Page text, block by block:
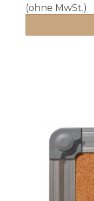
(ohne MwSt.)